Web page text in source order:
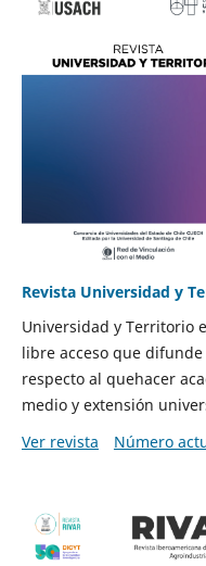
Revista Universidad y
Universidad y Territorio
libre acceso que
respecto al quehacer
medio y extensión
Ver revista
Número